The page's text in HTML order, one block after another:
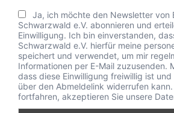
Ja, ich möchte den Newsletter von
Schwarzwald e.V. abonnieren und
Einwilligung. Ich bin einverstanden,
Schwarzwald e.V. hierfür meine
speichert und verwendet, um mir
Informationen per E-Mail zuzusenden.
dass diese Einwilligung freiwillig ist
über den Abmeldelink widerrufen
fortfahren, akzeptieren Sie unsere